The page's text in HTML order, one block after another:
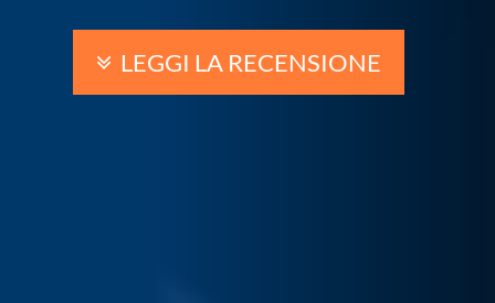
LEGGI LA RECENSIONE